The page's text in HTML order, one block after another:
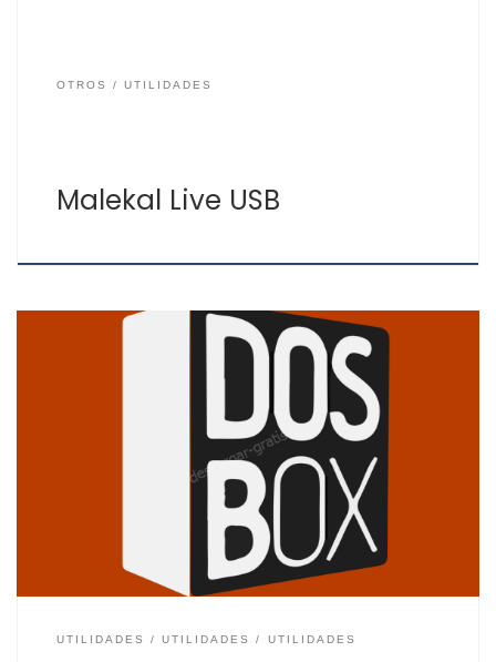
OTROS UTILIDADES
Malekal Live USB
Este emulador te permite volver a usar programas y
juegos que se ejecutaban en MS-Dos. Los actuales
sistemas operativos no permiten la ejecución de
muchos de los programas y juegos antiguos ya que se
ejecutaban en MS-Dos o en versiones antiguas de
Windows. La mayoría de esos programas y juegos […]
UTILIDADES UTILIDADES UTILIDADES